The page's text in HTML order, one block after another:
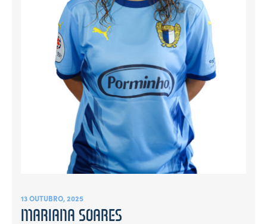
13 OUTUBRO, 2025
MARIANA SOARES